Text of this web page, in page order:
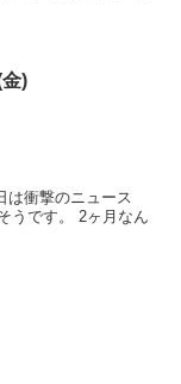
)
は衝撃のニュース
うです。 2ヶ月なん